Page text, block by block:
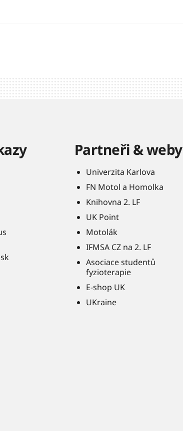
Partneři & weby
Univerzita Karlova
FN Motol a Homolka
Knihovna 2. LF
UK Point
Motolák
IFMSA CZ na 2. LF
Asociace studentů
fyzioterapie
E-shop UK
UKraine